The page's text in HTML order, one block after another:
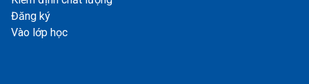
Đăng ký
Vào lớp học